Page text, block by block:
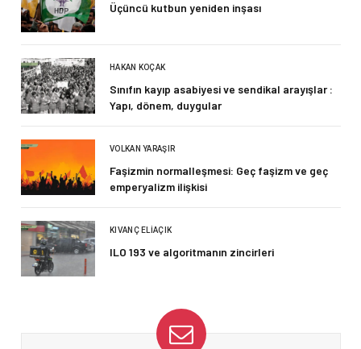
Üçüncü kutbun yeniden inşası
HAKAN KOÇAK
Sınıfın kayıp asabiyesi ve sendikal arayışlar :
Yapı, dönem, duygular
VOLKAN YARAŞIR
Faşizmin normalleşmesi: Geç faşizm ve geç
emperyalizm ilişkisi
KIVANÇ ELIAÇIK
ILO 193 ve algoritmanın zincirleri